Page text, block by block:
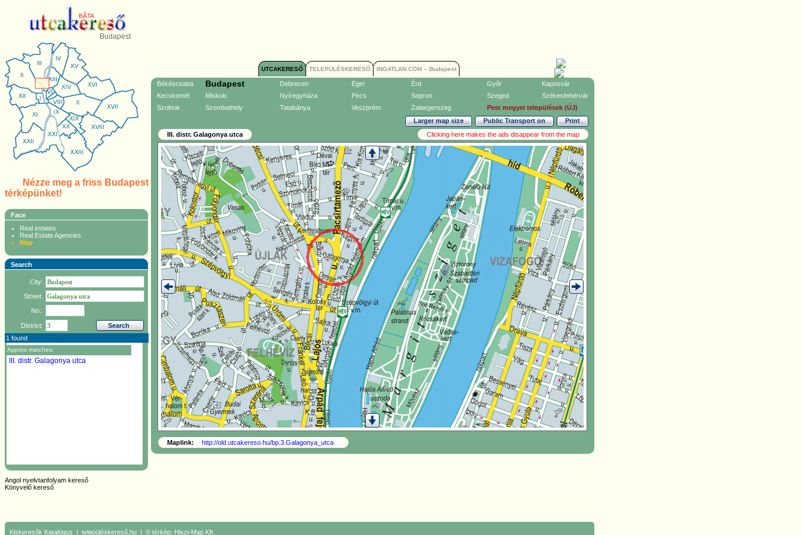
BĂTA
Budapest
Nézze meg a friss Budapest
térképünket!
Face
Real estates
Real Estate Agencies
Map
Search
City:
Street:
No.:
District:
1 found
Approx matches:
III. distr. Galagonya utca
Angol nyelvtanfolyam kereső
Könyvelő kereső
UTCAKERESŐ TELEPÜLÉSKERESŐ INGATLAN.COM – Budapest
Békéscsaba Budapest Debrecen Eger Érd Győr
Kaposvár
Kecskemét
Miskolc Nyíregyháza Pécs Sopron Szeged
Székesfehérvár
Szolnok
Szombathely Tatabánya Veszprém Zalaegerszeg Pest megyei települések (ÚJ)
III. distr. Galagonya utca
Print
Public Transport on
Larger map size
Clicking here makes the ads disappear from the map
Maplink: http://old.utcakereso.hu/bp.3.Galagonya_utca
Kiskeresők Katalógus | településkereső.hu | © térkép: Hiszi-Map Kft.